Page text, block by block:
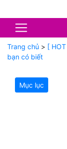
Trang chủ > [
bạn có biết
Mục lục